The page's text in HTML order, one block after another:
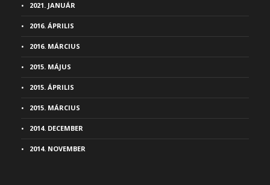
2021. JANUÁR
2016. ÁPRILIS
2016. MÁRCIUS
2015. MÁJUS
2015. ÁPRILIS
2015. MÁRCIUS
2014. DECEMBER
2014. NOVEMBER